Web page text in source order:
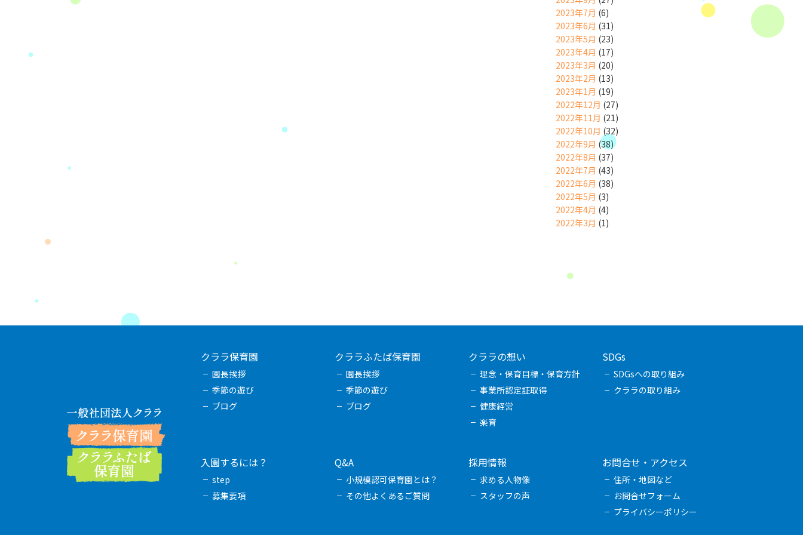
2023年7月 (6)
2023年6月 (31)
2023年5月 (23)
2023年4月 (17)
2023年3月 (20)
2023年2月 (13)
2023年1月 (19)
2022年12月 (27)
2022年11月 (21)
2022年10月 (32)
2022年9月 (38)
2022年8月 (37)
2022年7月 (43)
2022年6月 (38)
2022年5月 (3)
2022年4月 (4)
2022年3月 (1)
クララ保育園
園長挨拶
季節の遊び
ブログ
クララふたば保育園
園長挨拶
季節の遊び
ブログ
クララの想い
理念・保育目標・保育方針
事業所認定証取得
健康経営
楽育
SDGs
SDGsへの取り組み
クララの取り組み
入園するには？
step
募集要項
Q&A
小規模認可保育園とは？
その他よくあるご質問
採用情報
求める人物像
スタッフの声
お問合せ・アクセス
住所・地図など
お問合せフォーム
プライバシーポリシー